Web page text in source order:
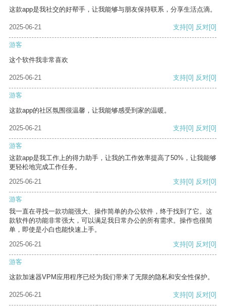
这款app是我社交的好帮手，让我能够与朋友保持联系，分享生活点滴。
2025-06-21 支持[0] 反对[0]
游客
这个软件我非常喜欢
2025-06-21 支持[0] 反对[0]
游客
这款app的社区氛围很温馨，让我能够感受到家的温暖。
2025-06-21 支持[0] 反对[0]
游客
这款app是我工作上的得力助手，让我的工作效率提高了50%，让我能够
更轻松地完成工作任务。
2025-06-21
支持[0] 反对[0]
游客
我一直在寻找一款功能强大、操作简单的办公软件，终于找到了它。这
款软件的功能非常强大，可以满足我日常办公的所有需求。操作也很简
单，即使是小白也能快速上手。
2025-06-21
支持[0] 反对[0]
游客
这款加速器VPM应用程序已经为我们带来了无限的隐私和安全性保护。
2025-06-21 支持[0] 反对[0]